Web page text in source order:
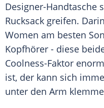
Designer-Handtasche
Rucksack greifen.
Women am besten
Kopfhörer - diese
Coolness-Faktor
ist, der kann sich
unter den Arm